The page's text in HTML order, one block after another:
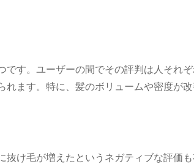
す。ユーザーの間でその評判は人それ
ます。特に、髪のボリュームや密度が
け毛が増えたというネガティブな評価